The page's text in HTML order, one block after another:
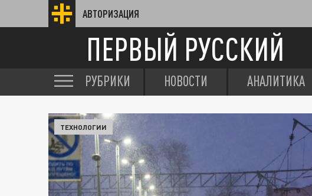
АВТОРИЗАЦИЯ
ПЕРВЫЙ РУССКИЙ
РУБРИКИ НОВОСТИ АНАЛИТИКА
ТЕХНОЛОГИИ